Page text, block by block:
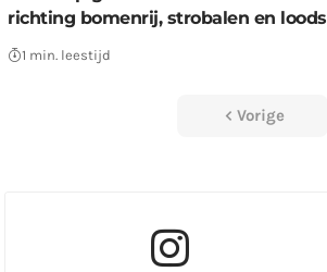
richting bomenrij, strobalen en loods
1 min. leestijd
Vorige